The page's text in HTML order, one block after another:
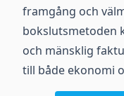
framgång och
bokslutsmetoden
och mänsklig
till både ekonomi